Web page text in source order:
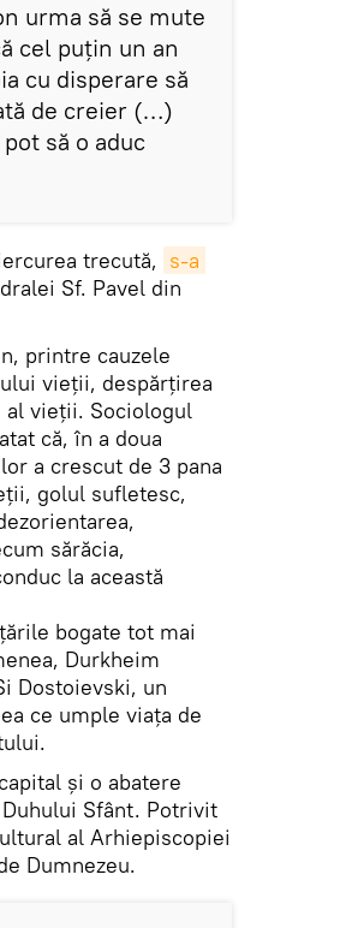
urma să se mute
cel puțin un an
cu disperare să
de creier (…)
să o aduc
trecută, s-a
Sf. Pavel din
printre cauzele
vieţii, despărţirea
al vieţii. Sociologul
că, în a doua
a crescut de 3 pana
golul sufletesc,
sărăcia,
la această
bogate tot mai
Durkheim
Dostoievski, un
ce umple viaţa de
şi o abatere
Sfânt. Potrivit
al Arhiepiscopiei
Dumnezeu.